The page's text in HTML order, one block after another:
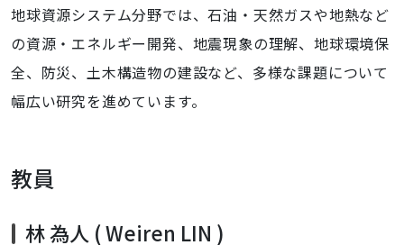
地球資源システム分野では、石油・天然ガスや地熱など
の資源・エネルギー開発、地震現象の理解、地球環境保
全、防災、土木構造物の建設など、多様な課題について
幅広い研究を進めています。
教員
林 為人 ( Weiren LIN )